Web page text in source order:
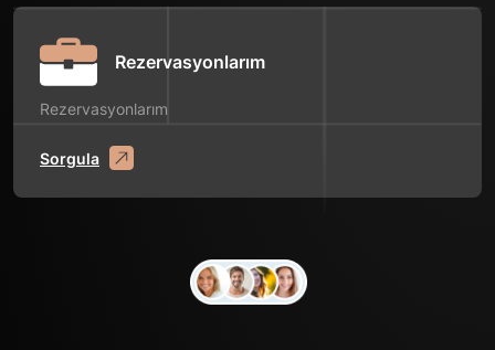
Rezervasyonlarım
Rezervasyonlarım
Sorgula